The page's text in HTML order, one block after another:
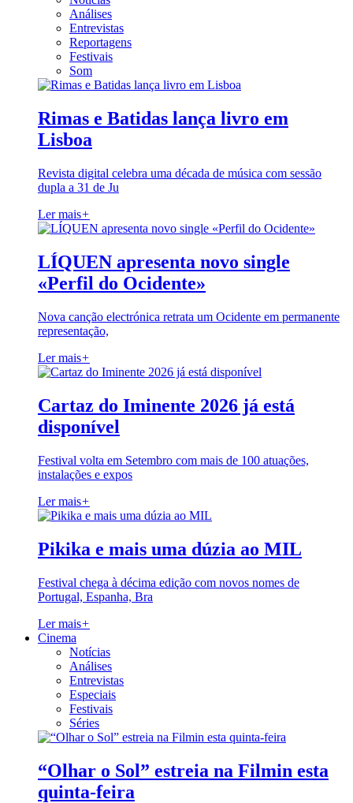
Análises
Entrevistas
Reportagens
Festivais
Som
Rimas e Batidas lança livro em
Lisboa
Revista digital celebra uma década de música com sessão
dupla a 31 de Ju
Ler mais+
LÍQUEN apresenta novo single
«Perfil do Ocidente»
Nova canção electrónica retrata um Ocidente em permanente
representação,
Ler mais+
Cartaz do Iminente 2026 já está
disponível
Festival volta em Setembro com mais de 100 atuações,
instalações e expos
Ler mais+
Pikika e mais uma dúzia ao MIL
Festival chega à décima edição com novos nomes de
Portugal, Espanha, Bra
Ler mais+
Cinema
Notícias
Análises
Entrevistas
Especiais
Festivais
Séries
“Olhar o Sol” estreia na Filmin esta
quinta-feira